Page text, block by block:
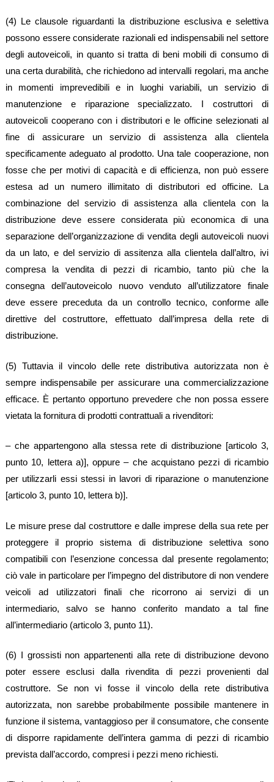
(4) Le clausole riguardanti la distribuzione esclusiva e selettiva
possono essere considerate razionali ed indispensabili nel settore
degli autoveicoli, in quanto si tratta di beni mobili di consumo di
una certa durabilità, che richiedono ad intervalli regolari, ma anche
in momenti imprevedibili e in luoghi variabili, un servizio di
manutenzione e riparazione specializzato. I costruttori di
autoveicoli cooperano con i distributori e le officine selezionati al
fine di assicurare un servizio di assistenza alla clientela
specificamente adeguato al prodotto. Una tale cooperazione, non
fosse che per motivi di capacità e di efficienza, non può essere
estesa ad un numero illimitato di distributori ed officine. La
combinazione del servizio di assistenza alla clientela con la
distribuzione deve essere considerata più economica di una
separazione dell’organizzazione di vendita degli autoveicoli nuovi
da un lato, e del servizio di assitenza alla clientela dall’altro, ivi
compresa la vendita di pezzi di ricambio, tanto più che la
consegna dell’autoveicolo nuovo venduto all’utilizzatore finale
deve essere preceduta da un controllo tecnico, conforme alle
direttive del costruttore, effettuato dall’impresa della rete di
distribuzione.
(5) Tuttavia il vincolo delle rete distributiva autorizzata non è
sempre indispensabile per assicurare una commercializzazione
efficace. È pertanto opportuno prevedere che non possa essere
vietata la fornitura di prodotti contrattuali a rivenditori:
– che appartengono alla stessa rete di distribuzione [articolo 3,
punto 10, lettera a)], oppure – che acquistano pezzi di ricambio
per utilizzarli essi stessi in lavori di riparazione o manutenzione
[articolo 3, punto 10, lettera b)].
Le misure prese dal costruttore e dalle imprese della sua rete per
proteggere il proprio sistema di distribuzione selettiva sono
compatibili con l’esenzione concessa dal presente regolamento;
ciò vale in particolare per l’impegno del distributore di non vendere
veicoli ad utilizzatori finali che ricorrono ai servizi di un
intermediario, salvo se hanno conferito mandato a tal fine
all’intermediario (articolo 3, punto 11).
(6) I grossisti non appartenenti alla rete di distribuzione devono
poter essere esclusi dalla rivendita di pezzi provenienti dal
costruttore. Se non vi fosse il vincolo della rete distributiva
autorizzata, non sarebbe probabilmente possibile mantenere in
funzione il sistema, vantaggioso per il consumatore, che consente
di disporre rapidamente dell’intera gamma di pezzi di ricambio
prevista dall’accordo, compresi i pezzi meno richiesti.